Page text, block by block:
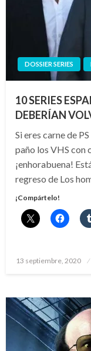
DOSSIER SERIES
10 SERIES
DEBERÍAN
Si eres carne de
paño los VHS con
¡enhorabuena!
regreso de Los
¡Compártelo!
Publicado
13 septiembre, 2020